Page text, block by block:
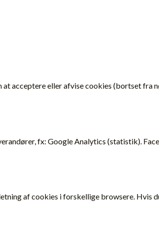
at acceptere eller afvise cookies (bortset
fx: Google Analytics (statistik).
af cookies i forskellige browsere. Hvis